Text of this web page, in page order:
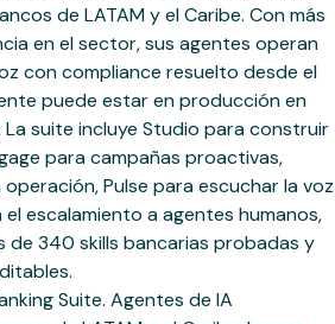
de LATAM y el Caribe. Con más
en el sector, sus agentes operan
con compliance resuelto desde el
puede estar en producción en
La suite incluye Studio para construir
para campañas proactivas,
Pulse para escuchar la voz
escalamiento a agentes humanos,
de 340 skills bancarias probadas y
Suite. Agentes de IA